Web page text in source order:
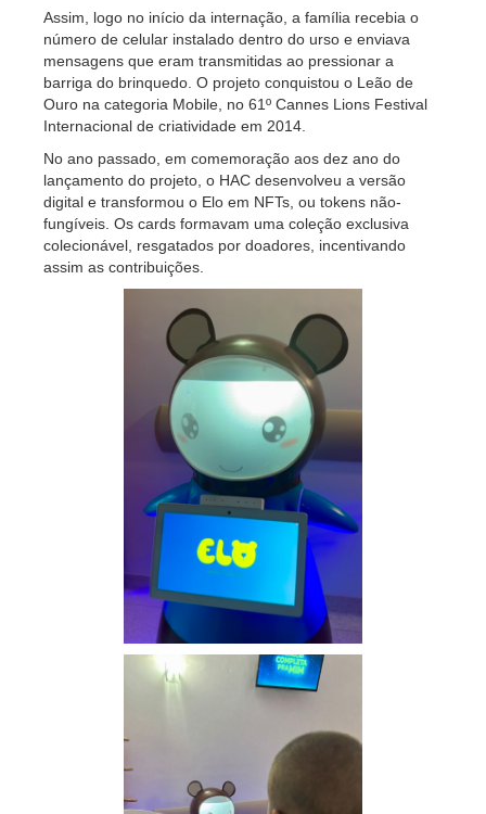
Assim, logo no início da internação, a família recebia o
número de celular instalado dentro do urso e enviava
mensagens que eram transmitidas ao pressionar a
barriga do brinquedo. O projeto conquistou o Leão de
Ouro na categoria Mobile, no 61º Cannes Lions Festival
Internacional de criatividade em 2014.
No ano passado, em comemoração aos dez ano do
lançamento do projeto, o HAC desenvolveu a versão
digital e transformou o Elo em NFTs, ou tokens não-
fungíveis. Os cards formavam uma coleção exclusiva
colecionável, resgatados por doadores, incentivando
assim as contribuições.